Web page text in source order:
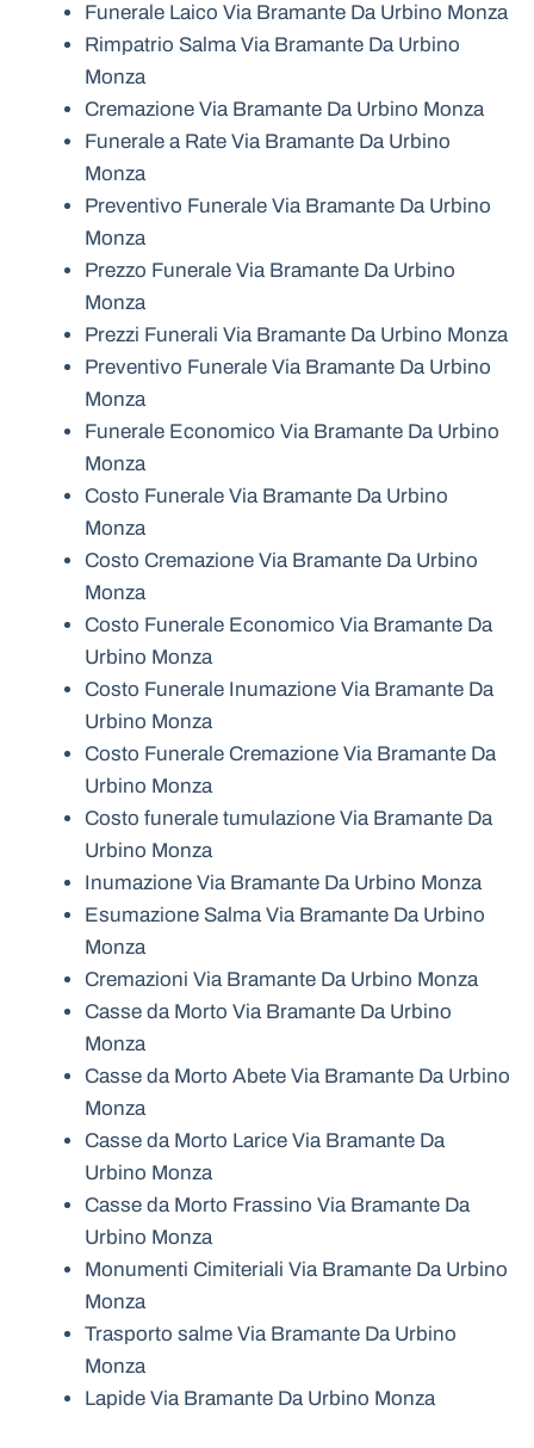
Funerale Laico Via Bramante Da Urbino Monza
Rimpatrio Salma Via Bramante Da Urbino
Monza
Cremazione Via Bramante Da Urbino Monza
Funerale a Rate Via Bramante Da Urbino
Monza
Preventivo Funerale Via Bramante Da Urbino
Monza
Prezzo Funerale Via Bramante Da Urbino
Monza
Prezzi Funerali Via Bramante Da Urbino Monza
Preventivo Funerale Via Bramante Da Urbino
Monza
Funerale Economico Via Bramante Da Urbino
Monza
Costo Funerale Via Bramante Da Urbino
Monza
Costo Cremazione Via Bramante Da Urbino
Monza
Costo Funerale Economico Via Bramante Da
Urbino Monza
Costo Funerale Inumazione Via Bramante Da
Urbino Monza
Costo Funerale Cremazione Via Bramante Da
Urbino Monza
Costo funerale tumulazione Via Bramante Da
Urbino Monza
Inumazione Via Bramante Da Urbino Monza
Esumazione Salma Via Bramante Da Urbino
Monza
Cremazioni Via Bramante Da Urbino Monza
Casse da Morto Via Bramante Da Urbino
Monza
Casse da Morto Abete Via Bramante Da Urbino
Monza
Casse da Morto Larice Via Bramante Da
Urbino Monza
Casse da Morto Frassino Via Bramante Da
Urbino Monza
Monumenti Cimiteriali Via Bramante Da Urbino
Monza
Trasporto salme Via Bramante Da Urbino
Monza
Lapide Via Bramante Da Urbino Monza